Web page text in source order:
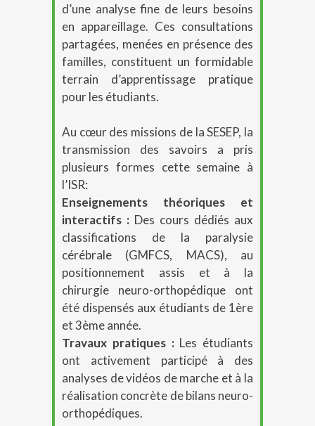
d’une analyse fine de leurs besoins
en appareillage. Ces consultations
partagées, menées en présence des
familles, constituent un formidable
terrain d’apprentissage pratique
pour les étudiants.
Au cœur des missions de la SESEP, la
transmission des savoirs a pris
plusieurs formes cette semaine à
l’ISR:
Enseignements théoriques et
interactifs : Des cours dédiés aux
classifications de la paralysie
cérébrale (GMFCS, MACS), au
positionnement assis et à la
chirurgie neuro-orthopédique ont
été dispensés aux étudiants de 1ère
et 3ème année.
Travaux pratiques : Les étudiants
ont activement participé à des
analyses de vidéos de marche et à la
réalisation concrète de bilans neuro-
orthopédiques.